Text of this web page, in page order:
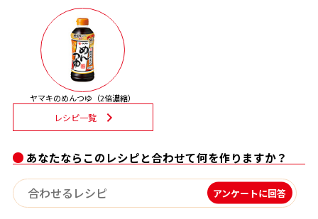
サッと鍋®
楽チン屋® ストレートつゆ
割烹白だしレシピ
レシピ特設サイト
割烹白だしレシピ特集
だし巻き卵特集
かつおだしが決め手！簡単茶碗蒸し
ヤマキのめんつゆ（2倍濃縮）
レシピ一覧
あなたならこのレシピと合わせて何を作りますか？
アンケートに回答